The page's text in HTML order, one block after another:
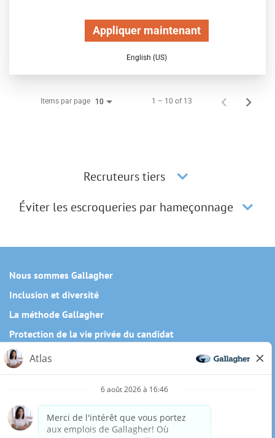
Appliquer maintenant
English (US)
Items par page 10 1 – 10 of 13
Recruteurs tiers
Éviter les escroqueries par hameçonnage
Nous sommes Gallagher
Inclusion et diversité
La méthode Gallagher
Protection de la vie privée du candidat
Politique relative aux témoins
Besoin de mesures d'adaptation raisonnables pour
compléter une partie de notre processus de candidature, y
courriel:
Careers@ajg.com